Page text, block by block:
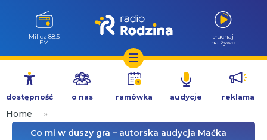
Przejdź
treści
Milicz 88.5
FM
słuchaj
na żywo
dostępność o nas ramówka audycje reklama
Home
»
Co mi w duszy gra – autorska audycja Maćka